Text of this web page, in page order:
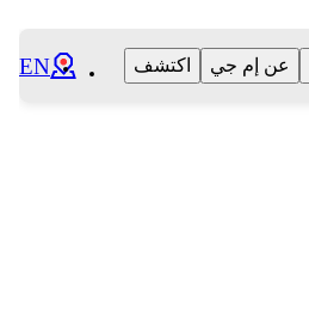
عن إم جي اكتشف EN